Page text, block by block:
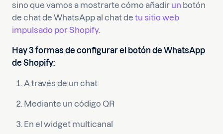
sino que vamos a mostrarte cómo añadir un botón
de chat de WhatsApp al chat de tu sitio web
impulsado por Shopify.
Hay 3 formas de configurar el botón de WhatsApp
de Shopify:
A través de un chat
Mediante un código QR
En el widget multicanal